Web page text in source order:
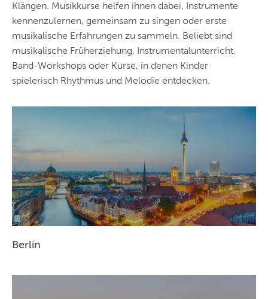
unserer Städte.
BERLIN
MÜNCHEN
HAMBURG
STUTTGART
ESSEN
HANNOVER
Klängen. Musikkurse helfen ihnen dabei, Instrumente
kennenzulernen, gemeinsam zu singen oder erste
musikalische Erfahrungen zu sammeln. Beliebt sind
musikalische Früherziehung, Instrumentalunterricht,
Band-Workshops oder Kurse, in denen Kinder
spielerisch Rhythmus und Melodie entdecken.
Berlin